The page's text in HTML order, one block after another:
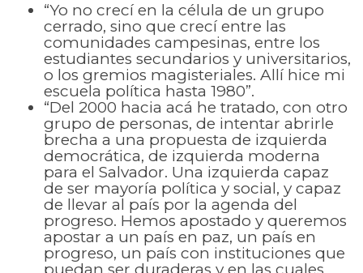
“Yo no crecí en la célula de un grupo
cerrado, sino que crecí entre las
comunidades campesinas, entre los
estudiantes secundarios y universitarios,
o los gremios magisteriales. Allí hice mi
escuela política hasta 1980”.
“Del 2000 hacia acá he tratado, con otro
grupo de personas, de intentar abrirle
brecha a una propuesta de izquierda
democrática, de izquierda moderna
para el Salvador. Una izquierda capaz
de ser mayoría política y social, y capaz
de llevar al país por la agenda del
progreso. Hemos apostado y queremos
apostar a un país en paz, un país en
progreso, un país con instituciones que